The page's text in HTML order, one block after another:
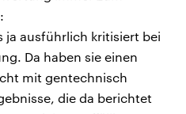
ja ausführlich kritisiert bei
Da haben sie einen
mit gentechnisch
die da berichtet